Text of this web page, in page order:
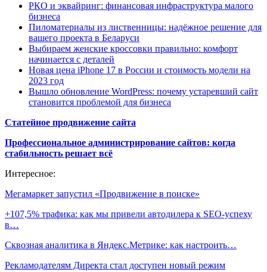
РКО и эквайринг: финансовая инфраструктура малого
бизнеса
Пиломатериалы из лиственницы: надёжное решение для
вашего проекта в Беларуси
Выбираем женские кроссовки правильно: комфорт
начинается с деталей
Новая цена iPhone 17 в России и стоимость модели на
2023 год
Вышло обновление WordPress: почему устаревший сайт
становится проблемой для бизнеса
Статейное продвижение сайта
Профессиональное администрирование сайтов: когда
стабильность решает всё
Интересное:
Мегамаркет запустил «Продвижение в поиске»
+107,5% трафика: как мы привели автодилера к SEO-успеху
в…
Сквозная аналитика в Яндекс.Метрике: как настроить…
Рекламодателям Директа стал доступен новый режим